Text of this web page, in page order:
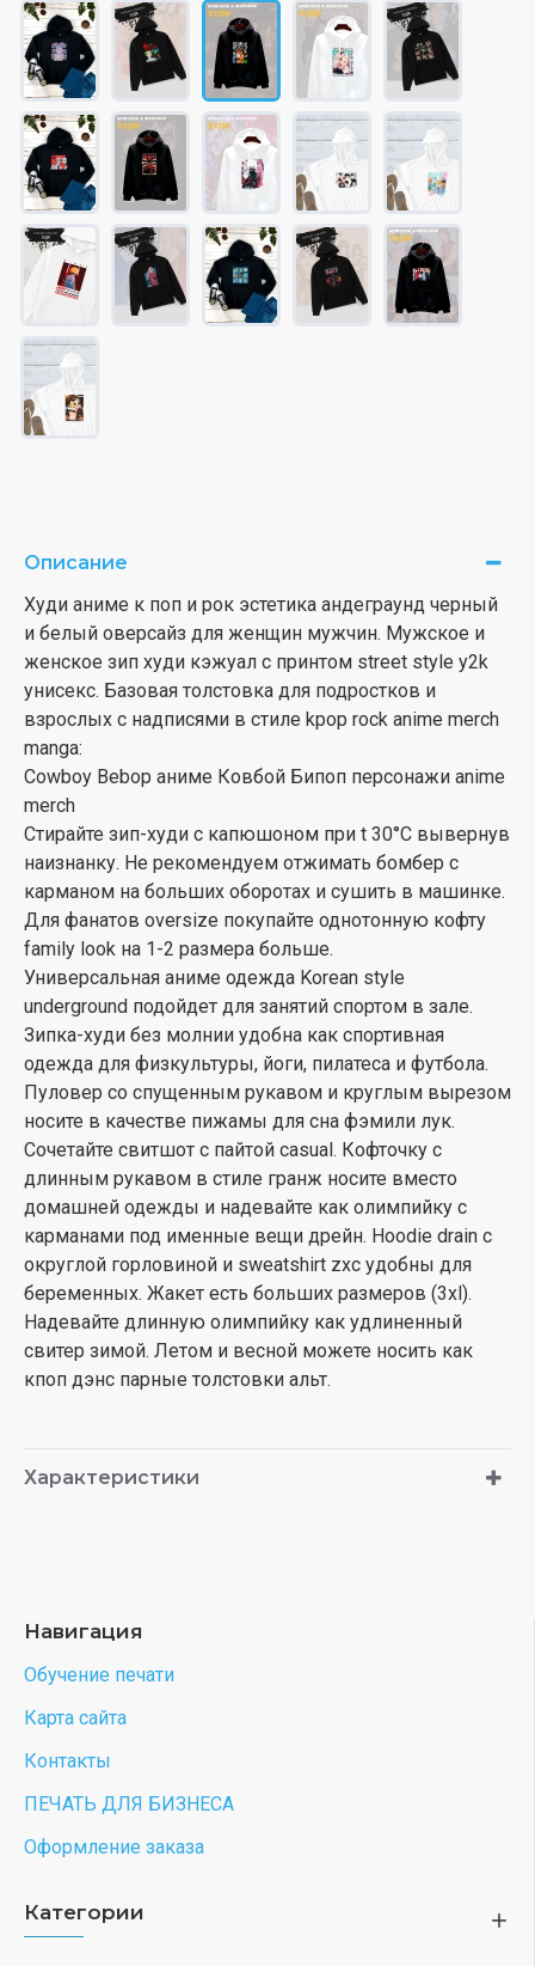
Описание
Худи аниме к поп и рок эстетика андеграунд черный
и белый оверсайз для женщин мужчин. Мужское и
женское зип худи кэжуал с принтом street style y2k
унисекс. Базовая толстовка для подростков и
взрослых с надписями в стиле kpop rock anime merch
manga:
Cowboy Bebop аниме Ковбой Бипоп персонажи anime
merch
Стирайте зип-худи с капюшоном при t 30°С вывернув
наизнанку. Не рекомендуем отжимать бомбер с
карманом на больших оборотах и сушить в машинке.
Для фанатов oversize покупайте однотонную кофту
family look на 1-2 размера больше.
Универсальная аниме одежда Korean style
underground подойдет для занятий спортом в зале.
Зипка-худи без молнии удобна как спортивная
одежда для физкультуры, йоги, пилатеса и футбола.
Пуловер со спущенным рукавом и круглым вырезом
носите в качестве пижамы для сна фэмили лук.
Сочетайте свитшот с пайтой casual. Кофточку с
длинным рукавом в стиле гранж носите вместо
домашней одежды и надевайте как олимпийку с
карманами под именные вещи дрейн. Hoodie drain с
округлой горловиной и sweatshirt zxc удобны для
беременных. Жакет есть больших размеров (3xl).
Надевайте длинную олимпийку как удлиненный
свитер зимой. Летом и весной можете носить как
кпоп дэнс парные толстовки альт.
Характеристики
Навигация
Обучение печати
Карта сайта
Контакты
ПЕЧАТЬ ДЛЯ БИЗНЕСА
Оформление заказа
Категории